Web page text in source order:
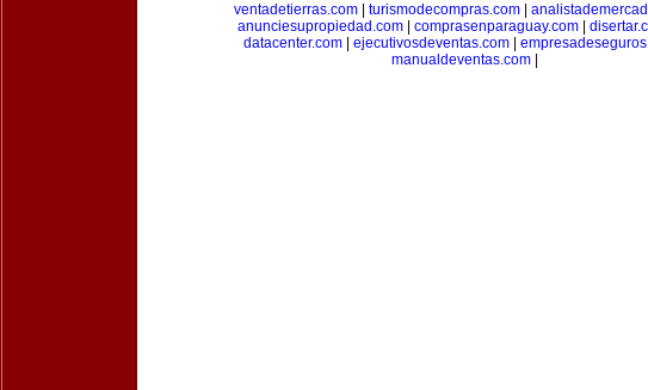
ventadetierras.com
turismodecompras.com
anunciesupropiedad.com| comprasenparaguay.com|
datacenter.com
ejecutivosdeventas.com
manualdeventas.com|